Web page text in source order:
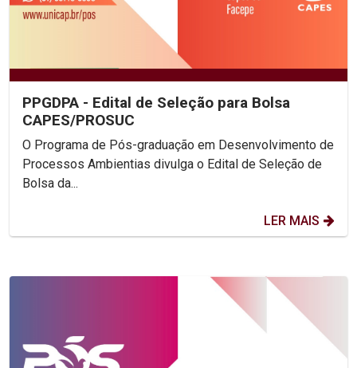
PPGDPA - Edital de Seleção para Bolsa
CAPES/PROSUC
O Programa de Pós-graduação em Desenvolvimento de
Processos Ambientias divulga o Edital de Seleção de
Bolsa da...
LER MAIS